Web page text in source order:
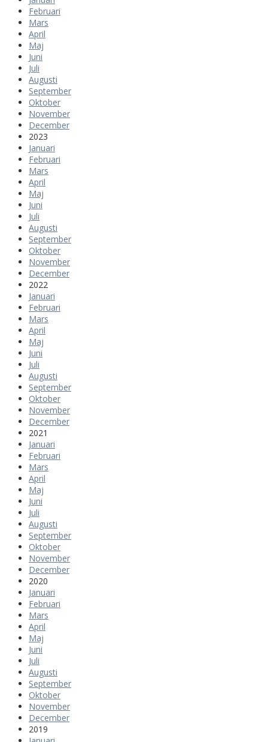
Februari
Mars
April
Maj
Juni
Juli
Augusti
September
Oktober
November
December
2023
Januari
Februari
Mars
April
Maj
Juni
Juli
Augusti
September
Oktober
November
December
2022
Januari
Februari
Mars
April
Maj
Juni
Juli
Augusti
September
Oktober
November
December
2021
Januari
Februari
Mars
April
Maj
Juni
Juli
Augusti
September
Oktober
November
December
2020
Januari
Februari
Mars
April
Maj
Juni
Juli
Augusti
September
Oktober
November
December
2019